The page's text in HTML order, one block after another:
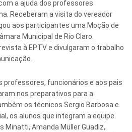
a ajuda dos professores
Receberam a visita do vereador
aos participantes uma Moção de
Municipal de Rio Claro.
à EPTV e divulgaram o trabalho
professores, funcionários e aos pais
nos preparativos para a
os técnicos Sergio Barbosa e
os alunos que integram a equipe
Minatti, Amanda Müller Guadiz,